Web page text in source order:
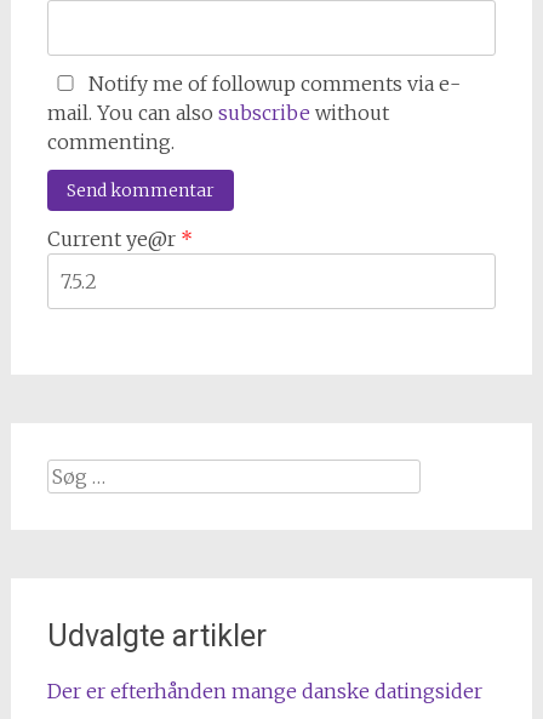
Notify me of followup comments via e-
mail. You can also subscribe without
commenting.
Current ye@r *
Søg
Udvalgte artikler
Der er efterhånden mange danske datingsider